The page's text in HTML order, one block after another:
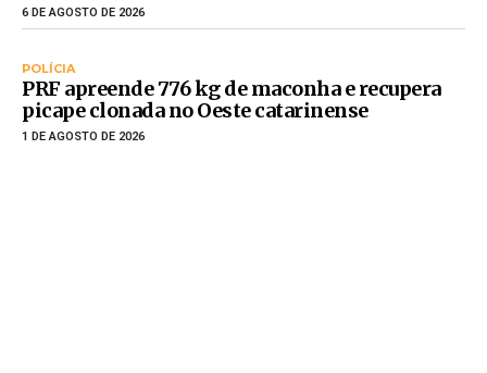
6 DE AGOSTO DE 2026
POLÍCIA
PRF apreende 776 kg de maconha e recupera
picape clonada no Oeste catarinense
1 DE AGOSTO DE 2026